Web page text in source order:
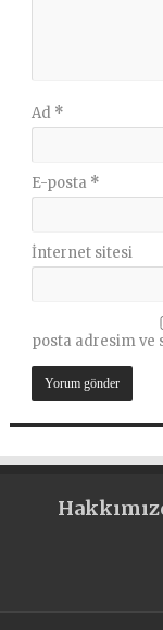
Ad *
E-posta *
İnternet sitesi
posta adresim ve